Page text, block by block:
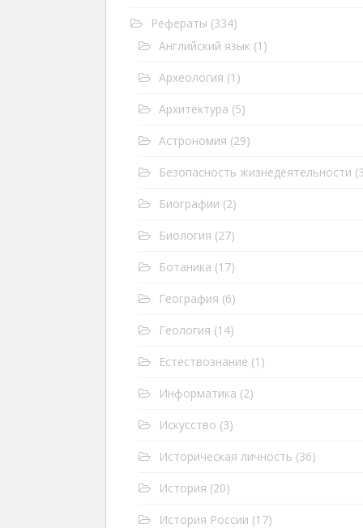
Рефераты (334)
Английский язык (1)
Археология (1)
Архитектура (5)
Астрономия (29)
Безопасность жизнедеятельности
Биографии (2)
Биология (27)
Ботаника (17)
География (6)
Геология (14)
Естествознание (1)
Информатика (2)
Искусство (3)
Историческая личность (36)
История (20)
История России (17)